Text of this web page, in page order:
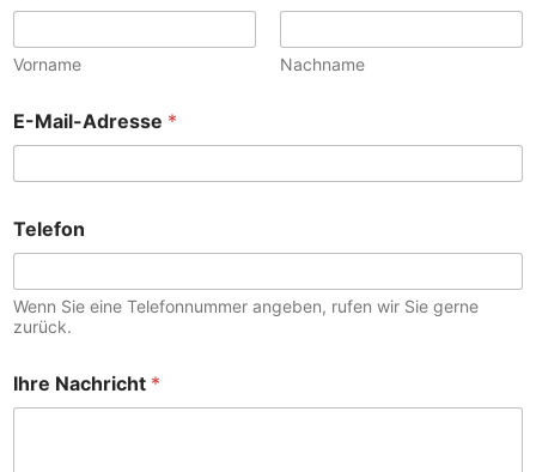
Vorname Nachname
E-Mail-Adresse *
Telefon
Wenn Sie eine Telefonnummer angeben, rufen wir Sie gerne
zurück.
Ihre Nachricht *